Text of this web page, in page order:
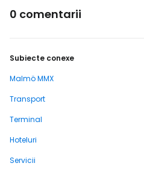
0 comentarii
Subiecte conexe
Malmö MMX
Transport
Terminal
Hoteluri
Servicii